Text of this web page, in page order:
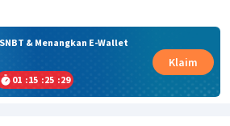
& Menangkan E-Wallet
01 :15 :25 :29
Klaim